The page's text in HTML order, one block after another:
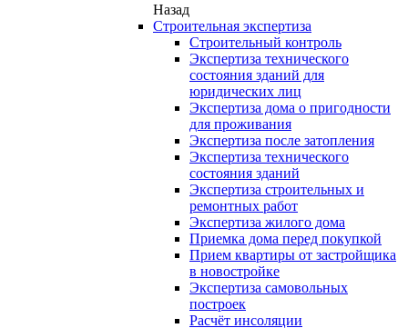
Назад
Строительная экспертиза
Строительный контроль
Экспертиза технического
состояния зданий для
юридических лиц
Экспертиза дома о пригодности
для проживания
Экспертиза после затопления
Экспертиза технического
состояния зданий
Экспертиза строительных и
ремонтных работ
Экспертиза жилого дома
Приемка дома перед покупкой
Прием квартиры от застройщика
в новостройке
Экспертиза самовольных
построек
Расчёт инсоляции